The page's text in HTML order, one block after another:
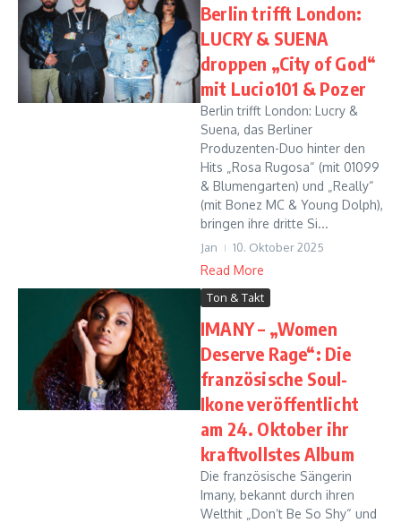
Berlin trifft London:
LUCRY & SUENA
droppen „City of God“
mit Lucio101 & Pozer
Berlin trifft London: Lucry &
Suena, das Berliner
Produzenten-Duo hinter den
Hits „Rosa Rugosa“ (mit 01099
& Blumengarten) und „Really“
(mit Bonez MC & Young Dolph),
bringen ihre dritte Si...
Jan 10. Oktober 2025
Read More
Ton & Takt
IMANY – „Women
Deserve Rage“: Die
französische Soul-
Ikone veröffentlicht
am 24. Oktober ihr
kraftvollstes Album
Die französische Sängerin
Imany, bekannt durch ihren
Welthit „Don’t Be So Shy“ und